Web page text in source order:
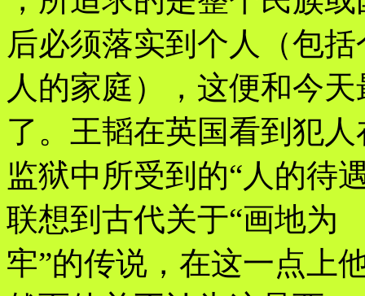
后必须落实到个人（包括
人的家庭），这便和今
了。王韬在英国看到犯人
监狱中所受到的“人的待
联想到古代关于“画地为
牢”的传说，在这一点上